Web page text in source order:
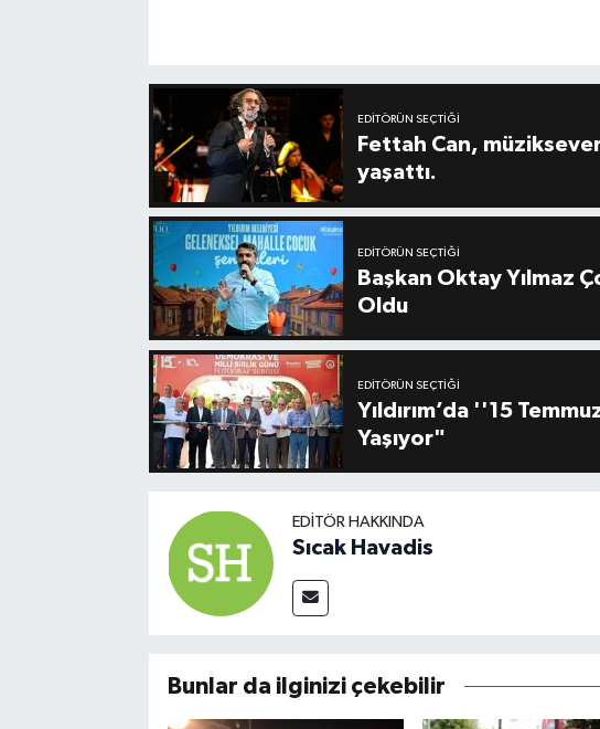
EDITÖRÜN SEÇTIĞI
Fettah Can,
yaşattı.
EDITÖRÜN SEÇTIĞI
Başkan Oktay Yılmaz
Oldu
EDITÖRÜN SEÇTIĞI
Yıldırım’da ''15
Yaşıyor"
EDITÖR HAKKINDA
Sıcak Havadis
Bunlar da ilginizi çekebilir